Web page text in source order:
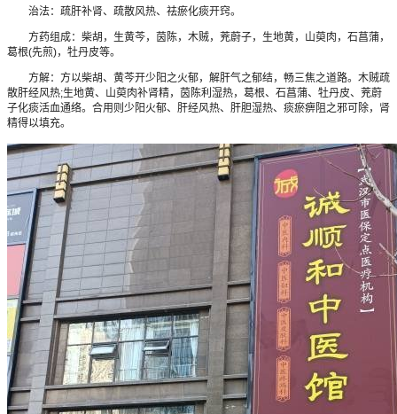
治法：疏肝补肾、疏散风热、祛瘀化痰开窍。
方药组成：柴胡，生黄芩，茵陈，木贼，茺蔚子，生地黄，山萸肉，石菖蒲，
葛根(先煎)，牡丹皮等。
方解：方以柴胡、黄芩开少阳之火郁，解肝气之郁结，畅三焦之道路。木贼疏
散肝经风热;生地黄、山萸肉补肾精，茵陈利湿热，葛根、石菖蒲、牡丹皮、茺蔚
子化痰活血通络。合用则少阳火郁、肝经风热、肝胆湿热、痰瘀痹阻之邪可除，肾
精得以填充。